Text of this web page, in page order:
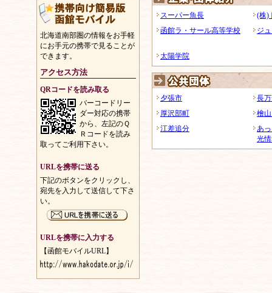
北海道南部圏の情報をお手軽
にお手元の携帯で見ることが
できます。
アクセス方法
QRコードを読み取る
バーコードリー
ダー対応の携帯
から、左記のＱ
Ｒコードを読み
取ってご利用下さい。
URLを携帯に送る
下記のボタンをクリックし、
宛先を入力して送信して下さ
い。
URLを携帯に入力する
【函館モバイルURL】
スーパー魚長
(株)
函館ラ・サール高等学校
ジ
太陽学院
夕張市
長
厚沢部町
檜
江差追分
あ
光